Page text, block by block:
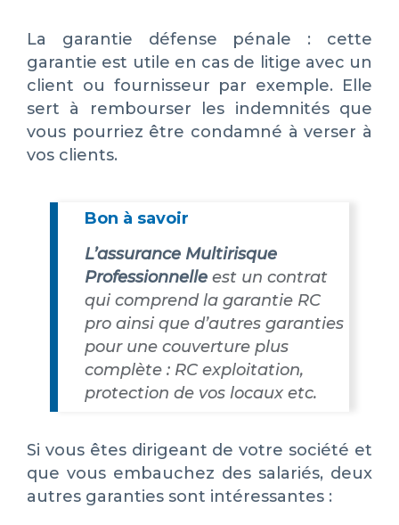
La garantie défense pénale : cette
garantie est utile en cas de litige avec un
client ou fournisseur par exemple. Elle
sert à rembourser les indemnités que
vous pourriez être condamné à verser à
vos clients.
Bon à savoir
L’assurance Multirisque
Professionnelle est un contrat
qui comprend la garantie RC
pro ainsi que d’autres garanties
pour une couverture plus
complète : RC exploitation,
protection de vos locaux etc.
Si vous êtes dirigeant de votre société et
que vous embauchez des salariés, deux
autres garanties sont intéressantes :